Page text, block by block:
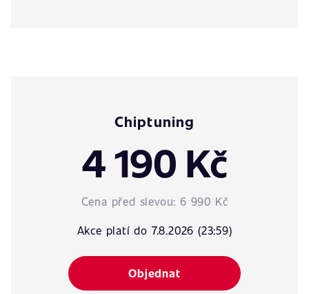
Chiptuning
4 190 Kč
Cena před slevou: 6 990 Kč
Akce platí do 7.8.2026 (23:59)
Objednat